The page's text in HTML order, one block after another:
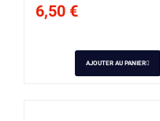
6,50 €
AJOUTER AU PANIER